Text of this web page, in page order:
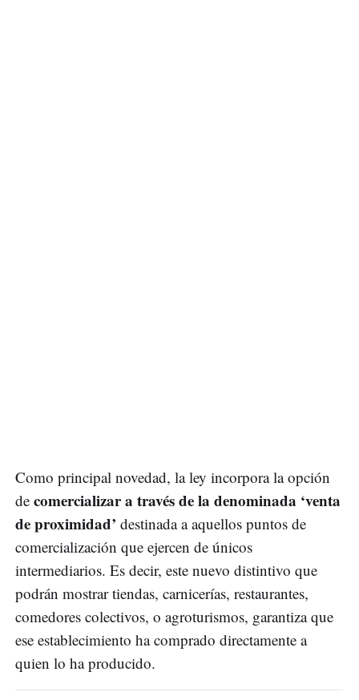
Como principal novedad, la ley incorpora la opción
de comercializar a través de la denominada ‘venta
de proximidad’ destinada a aquellos puntos de
comercialización que ejercen de únicos
intermediarios. Es decir, este nuevo distintivo que
podrán mostrar tiendas, carnicerías, restaurantes,
comedores colectivos, o agroturismos, garantiza que
ese establecimiento ha comprado directamente a
quien lo ha producido.